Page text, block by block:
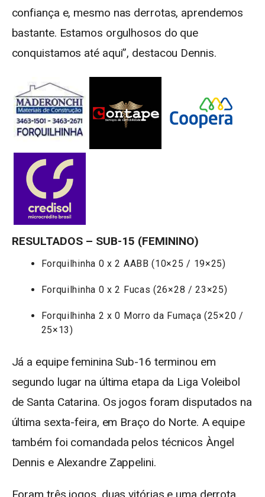
confiança e, mesmo nas derrotas, aprendemos
bastante. Estamos orgulhosos do que
conquistamos até aqui”, destacou Dennis.
RESULTADOS – SUB-15 (FEMININO)
Forquilhinha 0 x 2 AABB (10×25 / 19×25)
Forquilhinha 0 x 2 Fucas (26×28 / 23×25)
Forquilhinha 2 x 0 Morro da Fumaça (25×20 /
25×13)
Já a equipe feminina Sub-16 terminou em
segundo lugar na última etapa da Liga Voleibol
de Santa Catarina. Os jogos foram disputados na
última sexta-feira, em Braço do Norte. A equipe
também foi comandada pelos técnicos Àngel
Dennis e Alexandre Zappelini.